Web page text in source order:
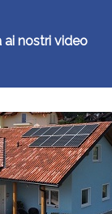
ai nostri video